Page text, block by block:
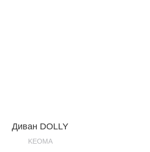
Диван DOLLY
KEOMA